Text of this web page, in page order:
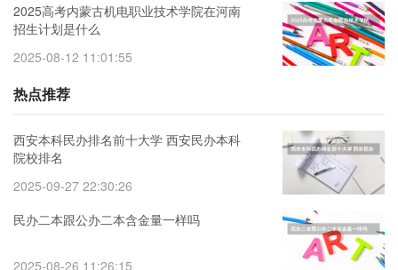
2025高考内蒙古机电职业技术学院在河南
招生计划是什么
2025-08-12 11:01:55
热点推荐
西安本科民办排名前十大学 西安民办本科
院校排名
2025-09-27 22:30:26
民办二本跟公办二本含金量一样吗
2025-08-26 11:26:15